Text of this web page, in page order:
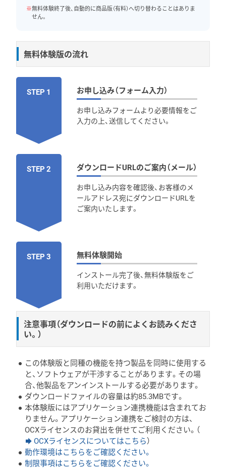
※無料体験終了後、自動的に商品版（有料）へ切り替わることはありま
せん。
無料体験版の流れ
STEP 1 お申し込み（フォーム入力）
お申し込みフォームより必要情報をご
入力の上、送信してください。
STEP 2 ダウンロードURLのご案内（メール）
お申し込み内容を確認後、お客様のメ
ールアドレス宛にダウンロードURLを
ご案内いたします。
STEP 3 無料体験開始
インストール完了後、無料体験版をご
利用いただけます。
注意事項（ダウンロードの前によくお読みくださ
い。）
この体験版と同種の機能を持つ製品を同時に使用する
と、ソフトウェアが干渉することがあります。その場
合、他製品をアンインストールする必要があります。
ダウンロードファイルの容量は約85.3MBです。
本体験版にはアプリケーション連携機能は含まれてお
りません。アプリケーション連携をご検討の方は、
OCXライセンスのお貸出を併せてご利用ください。（
OCXライセンスについてはこちら）
動作環境はこちらをご確認ください。
制限事項はこちらをご確認ください。